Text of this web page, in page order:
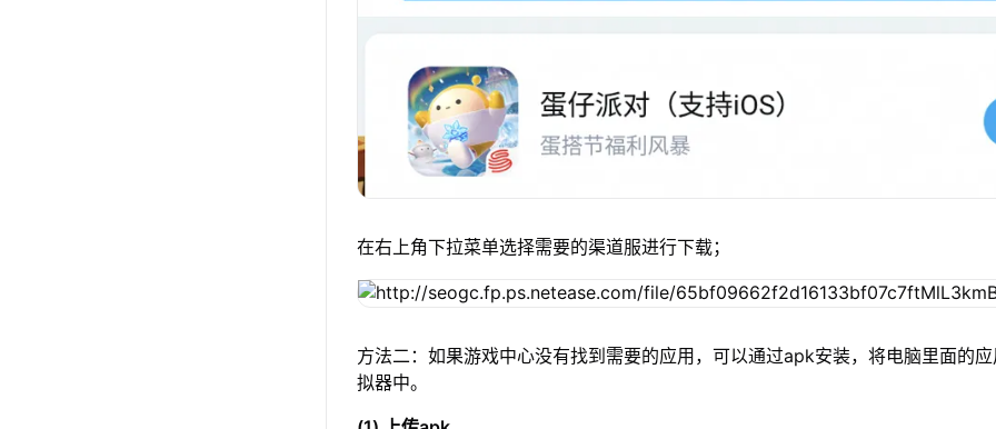
在右上角下拉菜单选择需要的渠道服进行下载；
方法二：如果游戏中心没有找到需要的应用，可以通过apk安装，将电脑里面的
拟器中。